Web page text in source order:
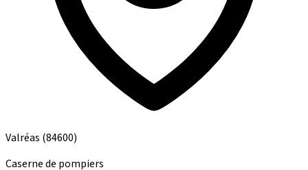
Valréas (84600)
Caserne de pompiers